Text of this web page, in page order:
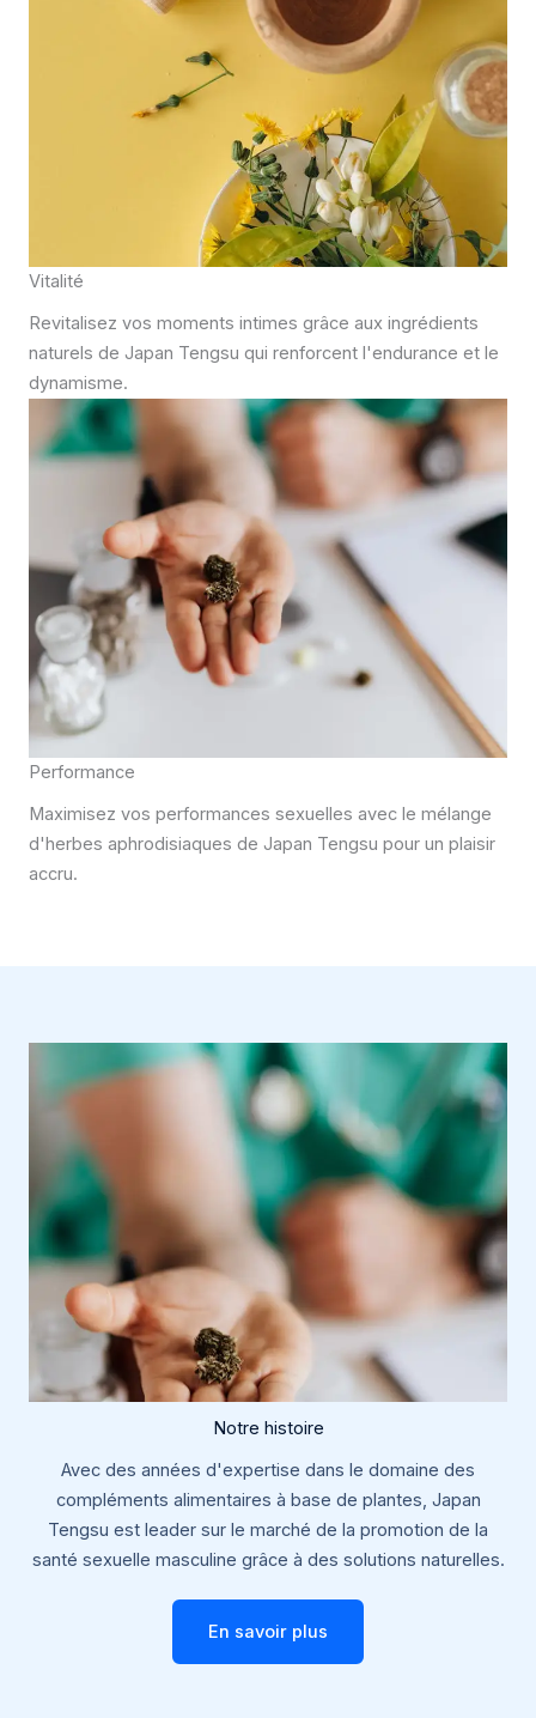
Vitalité
Revitalisez vos moments intimes grâce aux ingrédients
naturels de Japan Tengsu qui renforcent l'endurance et le
dynamisme.
Performance
Maximisez vos performances sexuelles avec le mélange
d'herbes aphrodisiaques de Japan Tengsu pour un plaisir
accru.
Notre histoire
Avec des années d'expertise dans le domaine des
compléments alimentaires à base de plantes, Japan
Tengsu est leader sur le marché de la promotion de la
santé sexuelle masculine grâce à des solutions naturelles.
En savoir plus